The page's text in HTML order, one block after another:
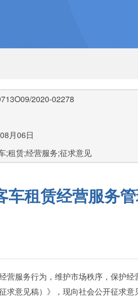
2020-02278
月06日
;租赁;经营服务;征求意见
车租赁经营服务
服务行为，维护市场秩序，保护经
求意见稿）》，现向社会公开征求